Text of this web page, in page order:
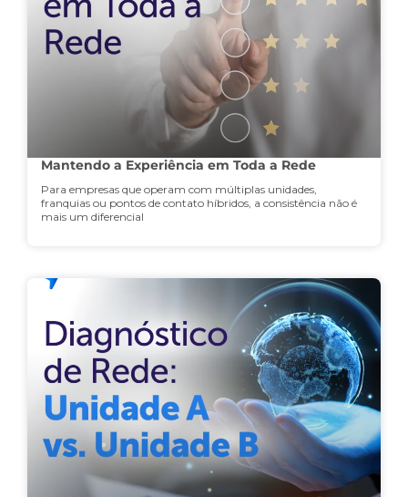
Mantendo a Experiência em Toda a Rede
Para empresas que operam com múltiplas unidades,
franquias ou pontos de contato híbridos, a consistência não é
mais um diferencial